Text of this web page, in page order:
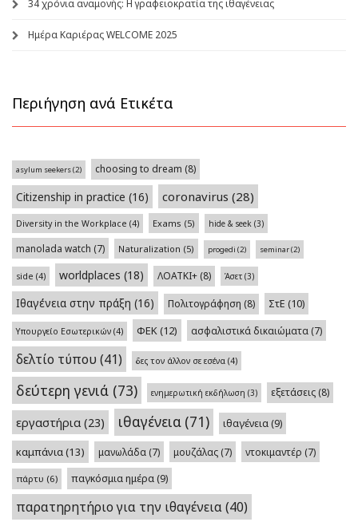
34 χρόνια αναμονής: Η γραφειοκρατία της ιθαγένειας
Ημέρα Καριέρας WELCOME 2025
Περιήγηση ανά Ετικέτα
asylum seekers(2) choosing to dream (8)
Citizenship in practice (16) coronavirus (28)
Diversity in the Workplace (4) Exams (5) hide & seek (3)
manolada watch (7) Naturalization (5) progedi (2) seminar(2)
side (4) worldplaces (18) ΛΟΑΤΚΙ+ (8) Άσετ (3)
Ιθαγένεια στην πράξη (16) Πολιτογράφηση (8) ΣτΕ (10)
Υπουργείο Εσωτερικών (4) ΦΕΚ(12) ασφαλιστικά δικαιώματα (7)
δελτίο τύπου (41) δες τον άλλον σε εσένα (4)
δεύτερη γενιά (73) ενημερωτική εκδήλωση (3) εξετάσεις (8)
εργαστήρια (23) ιθαγένεια (71) ιθαγένεια(9)
καμπάνια(13) μανωλάδα (7) μουζάλας (7) ντοκιμαντέρ (7)
πάρτυ (6) παγκόσμια ημέρα(9)
παρατηρητήριο για την ιθαγένεια(40)